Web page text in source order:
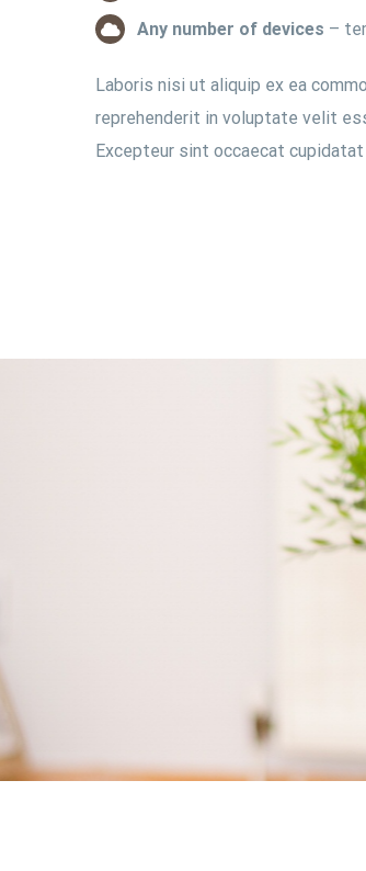
Any number of devices –
Laboris nisi ut aliquip ex ea
reprehenderit in voluptate velit
Excepteur sint occaecat